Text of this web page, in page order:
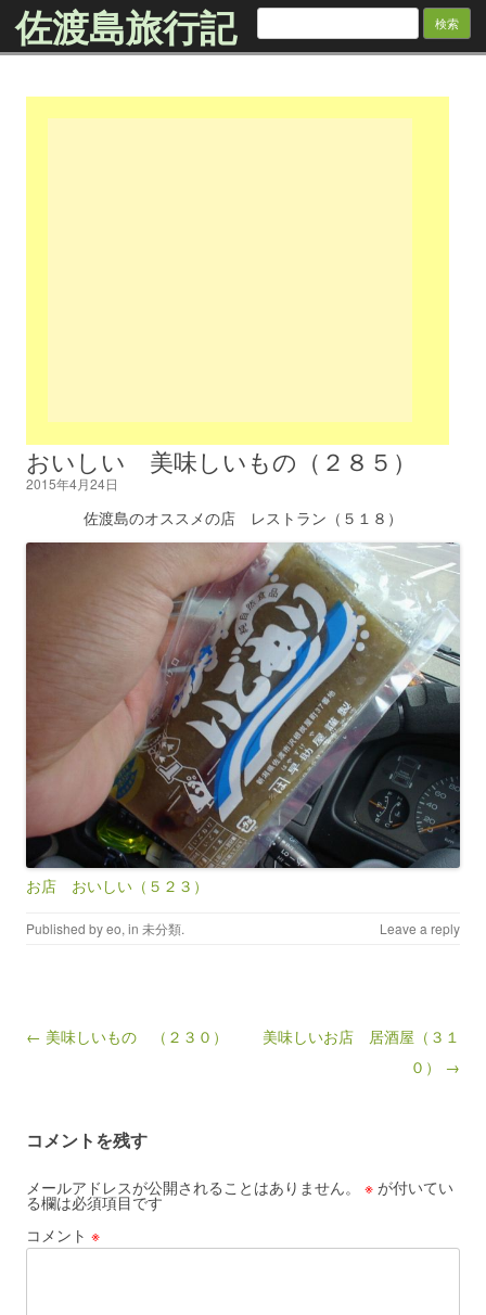
佐渡島旅行記 検
おいしい 美味しいもの（２８５）
2015年4月24日
佐渡島のオススメの店 レストラン（５１８）
お店 おいしい（５２３）
Published byeo, in 未分類. Leave a reply
Post navigation
← 美味しいもの （２３０）
美味しいお店 居酒屋（３１
０） →
コメントを残す
メールアドレスが公開されることはありません。 ※ が付いてい
る欄は必須項目です
コメント ※